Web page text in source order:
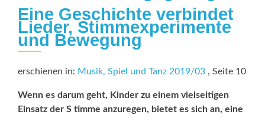
Eine Geschichte verbindet
Lieder, Stimmexperimente
und Bewegung
erschienen in: Musik, Spiel und Tanz 2019/03 , Seite 10
Wenn es darum geht, Kinder zu einem vielseitigen
Einsatz der S timme anzuregen, bietet es sich an, eine